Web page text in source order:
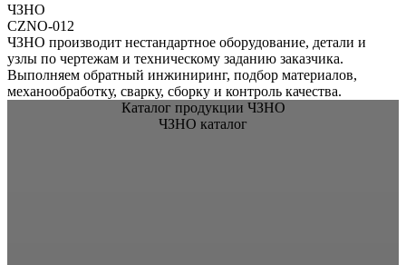
ЧЗНО
CZNO-012
ЧЗНО производит нестандартное оборудование, детали и
узлы по чертежам и техническому заданию заказчика.
Выполняем обратный инжиниринг, подбор материалов,
механообработку, сварку, сборку и контроль качества.
Каталог продукции ЧЗНО
ЧЗНО каталог